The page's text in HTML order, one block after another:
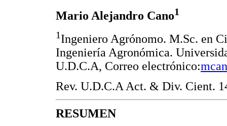
Mario Alejandro Cano1
1Ingeniero Agrónomo. M.Sc. en
Ingeniería Agronómica.
U.D.C.A, Correo electrónico:
Rev. U.D.C.A Act. & Div. Cient.
RESUMEN